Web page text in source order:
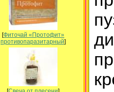
[Фиточай «Протофит»
противопаразитарный]